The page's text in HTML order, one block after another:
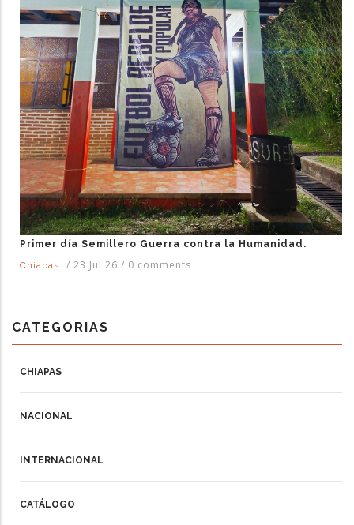
Primer día Semillero Guerra contra la Humanidad.
Chiapas
/ 23 Jul 26 / 0 comments
CATEGORIAS
CHIAPAS
NACIONAL
INTERNACIONAL
CATÁLOGO